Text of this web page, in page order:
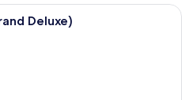
Suite, 1 soverom, terrasse (Grand
Deluxe)